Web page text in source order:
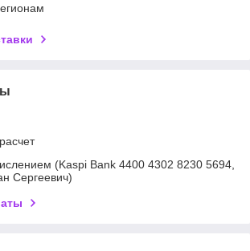
(Kaspi Bank 4400 4302 8230 5694,
Сергеевич)